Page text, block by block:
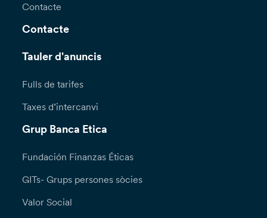
Contacte
Contacte
Tauler d'anuncis
Fulls de tarifes
Taxes d’intercanvi
Grup Banca Etica
Fundación Finanzas Éticas
GITs- Grups persones sòcies
Valor Social